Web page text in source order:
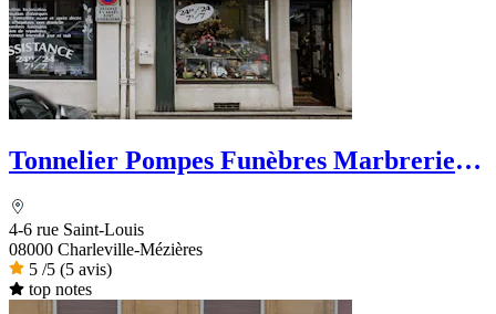
Tonnelier Pompes Funèbres Marbrerie
4-6 rue Saint-Louis
08000 Charleville-Mézières
5 /5 (5 avis)
top notes